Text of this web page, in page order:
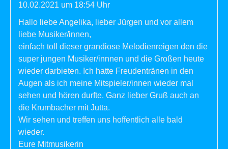
10.02.2021 um 18:54 Uhr
Hallo liebe Angelika, lieber Jürgen und vor allem
liebe Musiker/innen,
einfach toll dieser grandiose Melodienreigen den die
super jungen Musiker/innnen und die Großen heute
wieder darbieten. Ich hatte Freudentränen in den
Augen als ich meine Mitspieler/innen wieder mal
sehen und hören durfte. Ganz lieber Gruß auch an
die Krumbacher mit Jutta.
Wir sehen und treffen uns hoffentlich alle bald
wieder.
Eure Mitmusikerin